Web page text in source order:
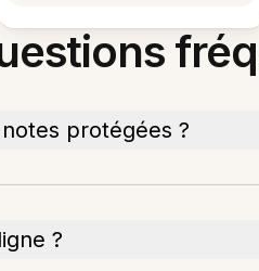
protégées ?
?